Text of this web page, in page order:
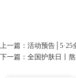
上一篇： 活动预告│5·25
下一篇： 全国护肤日丨